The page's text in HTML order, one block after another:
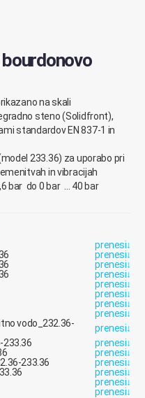
na skali
steno (Solidfront),
standardov EN 837-1 in
233.36) za uporabo pri
in vibracijah
bar do 0 bar … 40 bar
prenesi↓
prenesi↓
prenesi↓
prenesi↓
prenesi↓
prenesi↓
prenesi↓
prenesi↓
vodo_232.36-
prenesi↓
233.36
prenesi↓
prenesi↓
233.36
prenesi↓
prenesi↓
prenesi↓
prenesi↓